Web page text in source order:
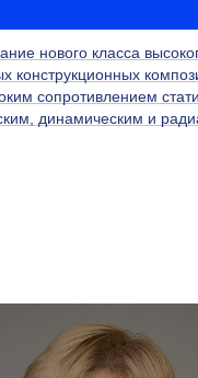
нового класса
конструкционных
сопротивлением
динамическим и